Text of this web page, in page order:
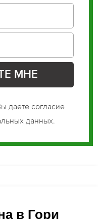
даете согласие
данных.
в Гори